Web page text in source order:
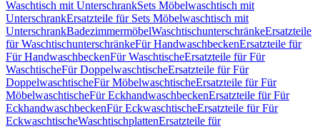
Waschtisch mit UnterschrankSets Möbelwaschtisch mit
UnterschrankErsatzteile für Sets Möbelwaschtisch mit
UnterschrankBadezimmermöbelWaschtischunterschränkeErsatzteile
für WaschtischunterschränkeFür HandwaschbeckenErsatzteile für
Für HandwaschbeckenFür WaschtischeErsatzteile für Für
WaschtischeFür DoppelwaschtischeErsatzteile für Für
DoppelwaschtischeFür MöbelwaschtischeErsatzteile für Für
MöbelwaschtischeFür EckhandwaschbeckenErsatzteile für Für
EckhandwaschbeckenFür EckwaschtischeErsatzteile für Für
EckwaschtischeWaschtischplattenErsatzteile für